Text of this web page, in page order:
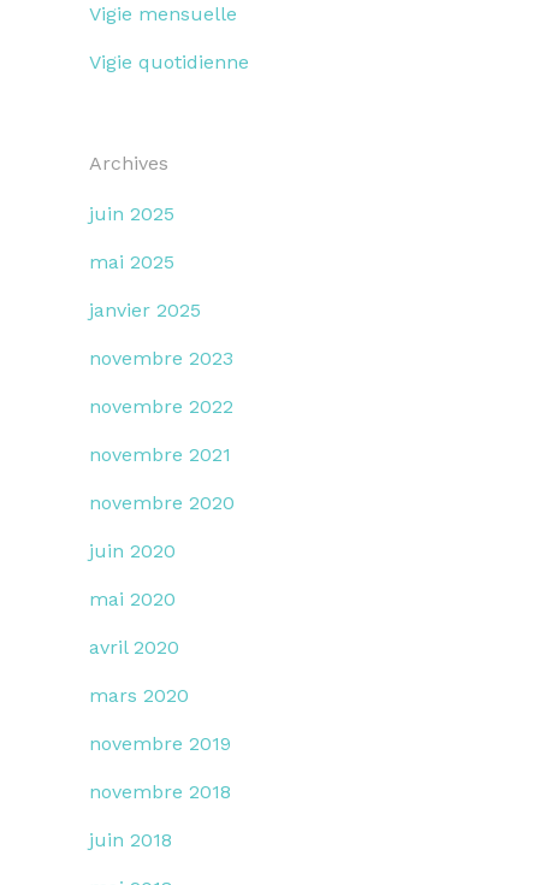
Vigie mensuelle
Vigie quotidienne
Archives
juin 2025
mai 2025
janvier 2025
novembre 2023
novembre 2022
novembre 2021
novembre 2020
juin 2020
mai 2020
avril 2020
mars 2020
novembre 2019
novembre 2018
juin 2018